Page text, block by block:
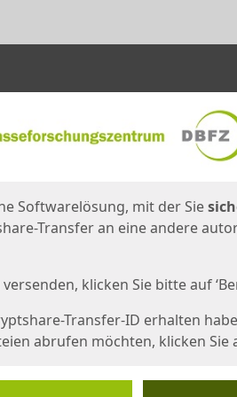
Softwarelösung, mit der Sie
Transfer an eine andere
klicken Sie bitte auf
Transfer-ID erhalten
abrufen möchten, klicken Sie